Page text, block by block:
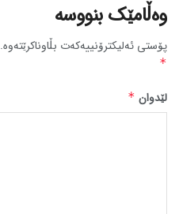
وەڵامێک بنووسە
پۆستی ئەلیکترۆنییەکەت بڵاوناکرێتەوە.
*
لێدوان *